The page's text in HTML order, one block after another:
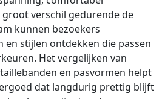
verschil gedurende de
kunnen bezoekers
en stijlen ontdekken die passen
Het vergelijken van
en pasvormen helpt
dat langdurig prettig blijft